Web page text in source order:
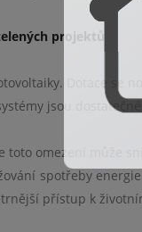
projektů
Dotace se
jsou
toto omezení může
spotřeby
přístup k